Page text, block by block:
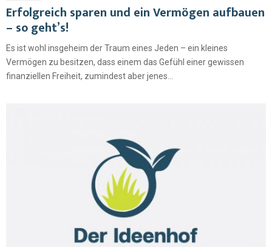
Erfolgreich sparen und ein Vermögen aufbauen
– so geht’s!
Es ist wohl insgeheim der Traum eines Jeden – ein kleines
Vermögen zu besitzen, dass einem das Gefühl einer gewissen
finanziellen Freiheit, zumindest aber jenes...